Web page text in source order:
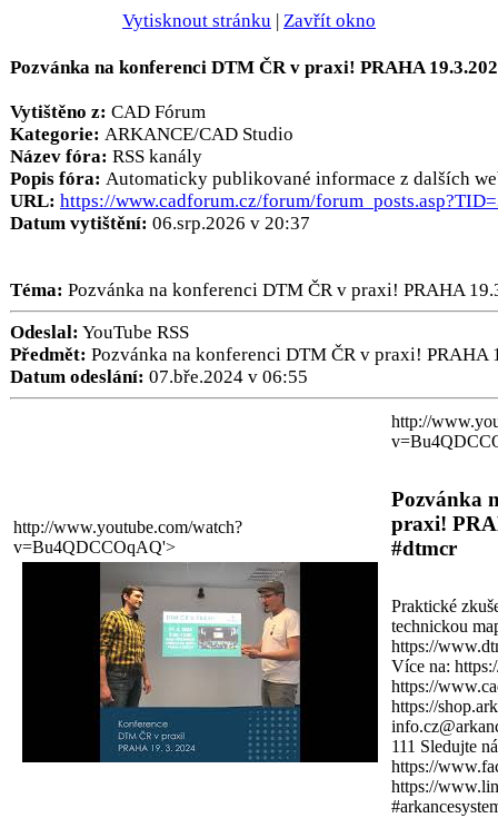
Vytisknout stránku | Zavřít okno
Pozvánka na konferenci DTM ČR v praxi! PRAHA
Vytištěno z: CAD Fórum
Kategorie: ARKANCE/CAD Studio
Název fóra: RSS kanály
Popis fóra: Automaticky publikované informace z dalších
URL: https://www.cadforum.cz/forum/
Datum vytištění: 06.srp.2026 v 20:37
Téma: Pozvánka na konferenci DTM ČR v praxi! PRAHA
Odeslal: YouTube RSS
Předmět: Pozvánka na konferenci DTM ČR v praxi! PRAHA
Datum odeslání: 07.bře.2024 v 06:55
http://www.youtube.com/watch?
v=Bu4QDCCOqAQ'>
http://
Pozvánka
praxi!
#dtmcr
Praktické
technickou
https://
Více na:
https://
https://
111 Sledujte
https://
https://